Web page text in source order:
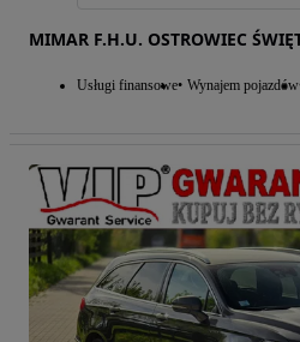
MIMAR F.H.U. OSTROWIEC
Usługi finansowe Wynajem pojazdów